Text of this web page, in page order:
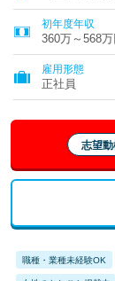
初年度年収
360万～568万
雇用形態
正社員
志望
職種・業種未経験OK